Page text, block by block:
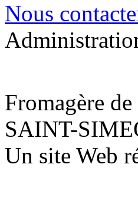
Nous
Fromagère
SAINT-
Un site Web